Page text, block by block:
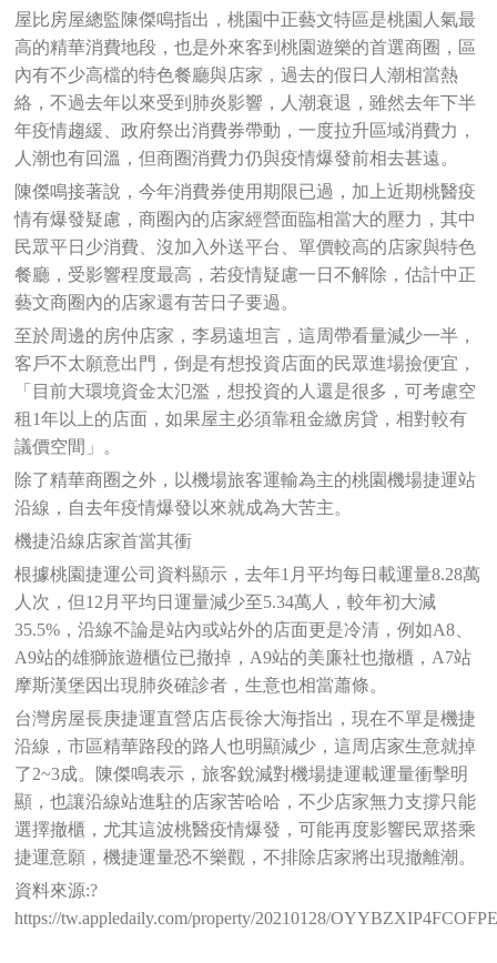
屋比房屋總監陳傑鳴指出，桃園中正藝文特區是桃園人氣最
高的精華消費地段，也是外來客到桃園遊樂的首選商圈，區
內有不少高檔的特色餐廳與店家，過去的假日人潮相當熱
絡，不過去年以來受到肺炎影響，人潮衰退，雖然去年下半
年疫情趨緩、政府祭出消費券帶動，一度拉升區域消費力，
人潮也有回溫，但商圈消費力仍與疫情爆發前相去甚遠。
陳傑鳴接著說，今年消費券使用期限已過，加上近期桃醫疫
情有爆發疑慮，商圈內的店家經營面臨相當大的壓力，其中
民眾平日少消費、沒加入外送平台、單價較高的店家與特色
餐廳，受影響程度最高，若疫情疑慮一日不解除，估計中正
藝文商圈內的店家還有苦日子要過。
至於周邊的房仲店家，李易遠坦言，這周帶看量減少一半，
客戶不太願意出門，倒是有想投資店面的民眾進場撿便宜，
「目前大環境資金太氾濫，想投資的人還是很多，可考慮空
租1年以上的店面，如果屋主必須靠租金繳房貸，相對較有
議價空間」。
除了精華商圈之外，以機場旅客運輸為主的桃園機場捷運站
沿線，自去年疫情爆發以來就成為大苦主。
機捷沿線店家首當其衝
根據桃園捷運公司資料顯示，去年1月平均每日載運量8.28萬
人次，但12月平均日運量減少至5.34萬人，較年初大減
35.5%，沿線不論是站內或站外的店面更是冷清，例如A8、
A9站的雄獅旅遊櫃位已撤掉，A9站的美廉社也撤櫃，A7站
摩斯漢堡因出現肺炎確診者，生意也相當蕭條。
台灣房屋長庚捷運直營店店長徐大海指出，現在不單是機捷
沿線，市區精華路段的路人也明顯減少，這周店家生意就掉
了2~3成。陳傑鳴表示，旅客銳減對機場捷運載運量衝擊明
顯，也讓沿線站進駐的店家苦哈哈，不少店家無力支撐只能
選擇撤櫃，尤其這波桃醫疫情爆發，可能再度影響民眾搭乘
捷運意願，機捷運量恐不樂觀，不排除店家將出現撤離潮。
資料來源:?
https://tw.appledaily.com/property/20210128/